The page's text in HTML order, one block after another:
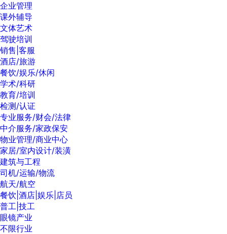
企业管理
课外辅导
文体艺术
驾驶培训
销售|客服
酒店/旅游
餐饮/娱乐/休闲
学术/科研
教育/培训
检测/认证
专业服务/财会/法律
中介服务/家政保安
物业管理/商业中心
家居/室内设计/装潢
建筑与工程
司机/运输/物流
航天/航空
餐饮|酒店|娱乐|店员
普工|技工
眼镜产业
不限行业